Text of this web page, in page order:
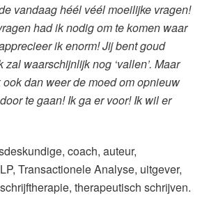
vandaag héél véél moeilijke vragen!
had ik nodig om te komen waar
ik enorm! Jij bent goud
zal waarschijnlijk nog ‘vallen’. Maar
dan weer de moed om opnieuw
te gaan! Ik ga er voor! Ik wil er
coach, auteur,
Transactionele Analyse, uitgever,
therapeutisch schrijven.